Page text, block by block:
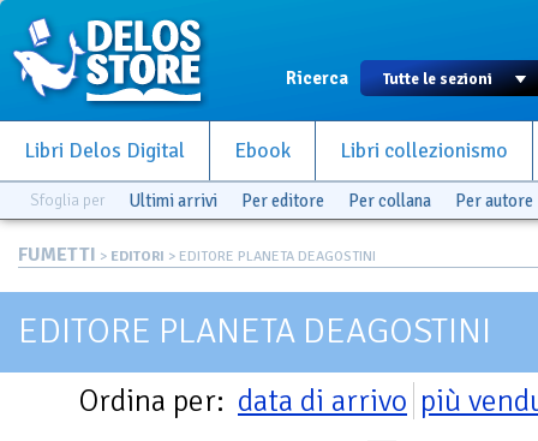
Ricerca
Libri Delos Digital Ebook Libri collezionismo
Sfoglia per Ultimi arrivi Per editore Per collana Per autore
FUMETTI > EDITORI > EDITORE PLANETA DEAGOSTINI
EDITORE PLANETA DEAGOSTINI
Ordina per: data di arrivo più